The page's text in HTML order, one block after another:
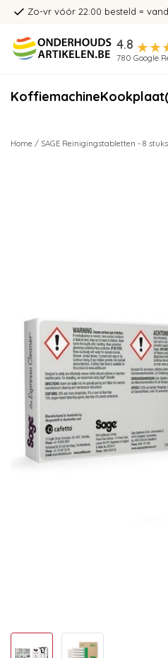
Zo-vr vóór 22:00 besteld =
4.8
780 Google
KoffiemachineKookplaat
Home / SAGE Reinigingstabletten - 8 stuks